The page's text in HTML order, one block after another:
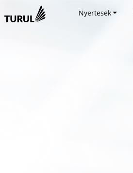
Nyertesek